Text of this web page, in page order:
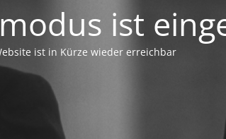
ist
ist in Kürze wieder erreichbar